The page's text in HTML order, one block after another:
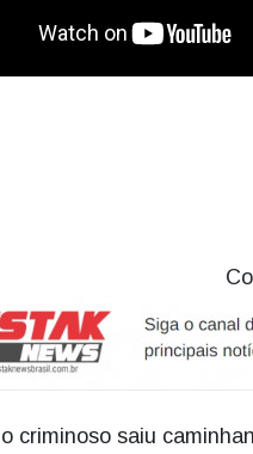
criminoso saiu